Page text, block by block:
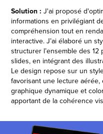
Solution : J'ai proposé
informations en privilégiant
compréhension tout en
interactive. J’ai élaboré un
structurer l’ensemble des
slides, en intégrant des
Le design repose sur un
favorisant une lecture aérée,
graphique dynamique et
apportant de la cohérence